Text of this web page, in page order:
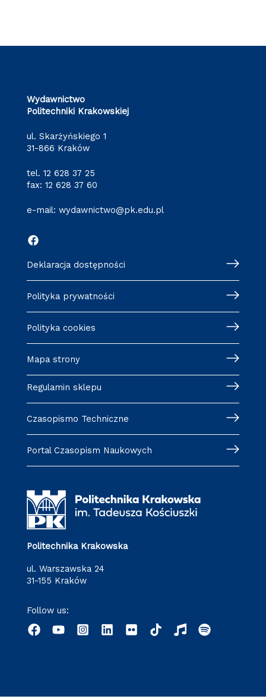
Wydawnictwo
Politechniki Krakowskiej
ul. Skarżyńskiego 1
31-866 Kraków
tel. 12 628 37 25
fax: 12 628 37 60
e-mail: wydawnictwo@pk.edu.pl
Deklaracja dostępności
Polityka prywatności
Polityka cookies
Mapa strony
Regulamin sklepu
Czasopismo Techniczne
Portal Czasopism Naukowych
Politechnika Krakowska
ul. Warszawska 24
31-155 Kraków
Follow us: